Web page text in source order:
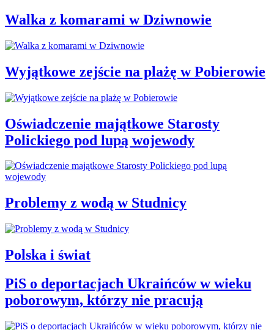
Walka z komarami w Dziwnowie
Wyjątkowe zejście na plażę w Pobierowie
Oświadczenie majątkowe Starosty
Polickiego pod lupą wojewody
Problemy z wodą w Studnicy
Polska i świat
PiS o deportacjach Ukraińców w wieku
poborowym, którzy nie pracują